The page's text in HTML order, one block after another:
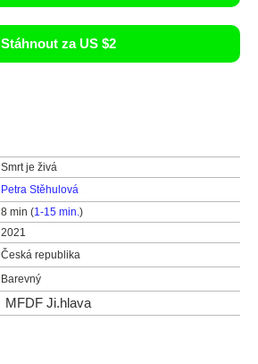
Stáhnout za US $2
Smrt je živá
Petra Stěhulová
8 min (1-15 min.)
2021
Česká republika
Barevný
MFDF Ji.hlava